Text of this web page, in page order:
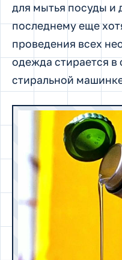
для мытья посуды и
последнему еще
проведения всех
одежда стирается
стиральной